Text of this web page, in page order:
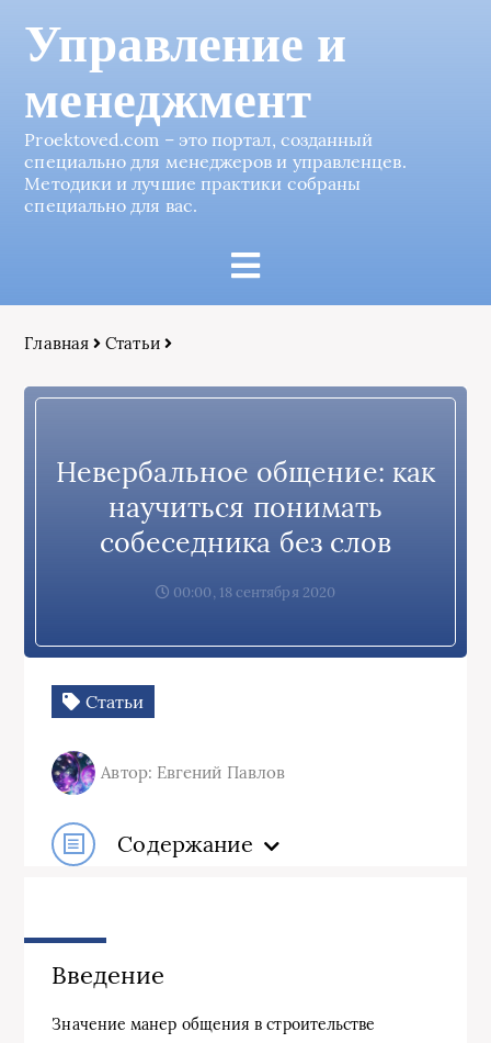
Управление и
менеджмент
Proektoved.com – это портал, созданный
специально для менеджеров и управленцев.
Методики и лучшие практики собраны
специально для вас.
Главная Статьи
Невербальное общение: как
научиться понимать
собеседника без слов
00:00, 18 сентября 2020
Статьи
Автор: Евгений Павлов
Содержание
Введение
Значение манер общения в строительстве